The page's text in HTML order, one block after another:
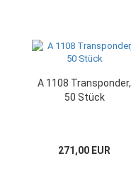
A 1108 Transponder,
50 Stück
271,00 EUR